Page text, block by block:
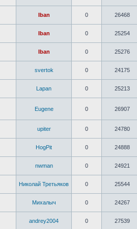
Iban 0 26468
Iban 0 25254
Iban 0 25276
svertok 0 24175
Lapan 0 25213
Eugene 0 26907
upiter 0 24780
HogPit 0 24888
nwman 0 24921
Николай Третьяков 0 25544
Михалыч 0 24267
andrey2004 0 27539